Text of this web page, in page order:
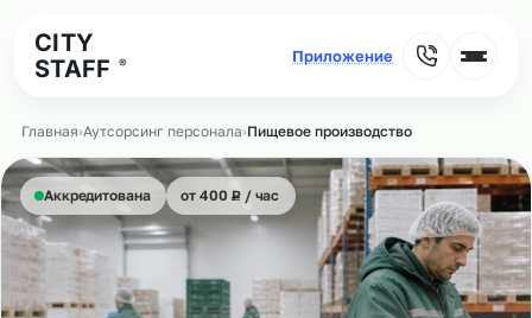
CITY
STAFF
®
Главная›Аутсорсинг персонала›Пищевое производство
Аккредитована от 400 ₽
Р/ час